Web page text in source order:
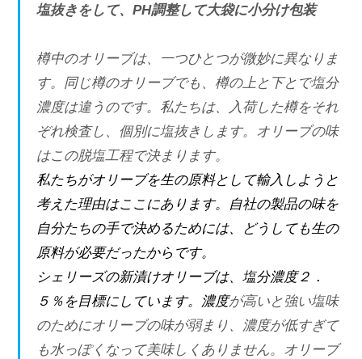
塩抜きをして、PH調整して大袋に小分け包装
樽中のオリーブは、一つひとつが微妙に異なりま
す。同じ樽のオリーブでも、樽の上と下とで塩分
濃度は違うのです。私たちは、入荷した樽をそれ
ぞれ検査し、個別に塩抜きします。オリーブの味
はこの脱塩工程で決まります。
私たちがオリーブを生の原料として輸入しようと
考えた理由はここにあります。自社の製品の味を
自分たちの手で決めるためには、どうしても生の
原料が必要だったからです。
シェリーズの新漬けオリーブは、塩分濃度２．
５％を目標にしています。濃度が高いと強い塩味
のためにオリーブの味が弱まり、濃度が低すぎて
も水っぽくなって美味しくありません。オリーブ